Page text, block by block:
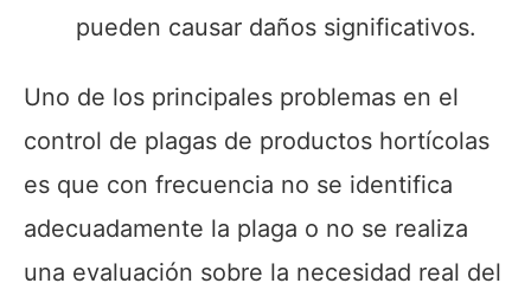
pueden causar daños significativos.
Uno de los principales problemas en el
control de plagas de productos hortícolas
es que con frecuencia no se identifica
adecuadamente la plaga o no se realiza
una evaluación sobre la necesidad real del